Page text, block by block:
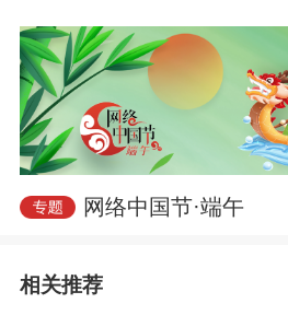
旨，搭建群众喜闻乐见
网络中国节·端午
相关推荐